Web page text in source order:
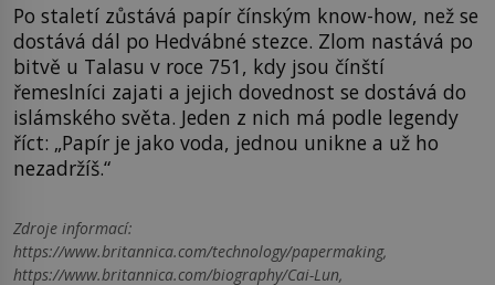
Po staletí zůstává papír čínským know-how, než se
dostává dál po Hedvábné stezce. Zlom nastává po
bitvě u Talasu v roce 751, kdy jsou čínští
řemeslníci zajati a jejich dovednost se dostává do
islámského světa. Jeden z nich má podle legendy
říct: „Papír je jako voda, jednou unikne a už ho
nezadržíš.“
Zdroje informací:
https://www.britannica.com/technology/papermaking,
https://www.britannica.com/biography/Cai-Lun,